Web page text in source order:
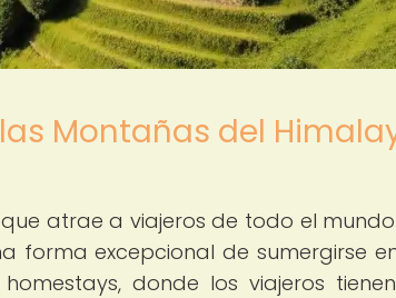
Montañas del
atrae a viajeros de todo el
forma excepcional de sumergirse
donde los viajeros